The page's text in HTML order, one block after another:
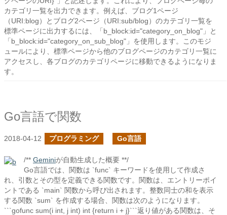
カテゴリ一覧を出力できます。例えば、ブログ1ページ
（URI:blog）とブログ2ページ（URI:sub/blog）のカテゴリ一覧を
標準ページに出力するには、「b_block:id="category_on_blog"」と
「b_block:id="category_on_sub_blog"」を使用します。このモジ
ュールにより、標準ページから他のブログページのカテゴリ一覧に
アクセスし、各ブログのカテゴリページに移動できるようになりま
す。
Go言語で関数
2018-04-12 プログラミング Go言語
/** Geminiが自動生成した概要 **/
Go言語では、関数は `func` キーワードを使用して作成さ
れ、引数とその型を定義できる関数です。関数は、エントリーポイ
ントである `main` 関数から呼び出されます。整数同士の和を表示
する関数 `sum` を作成する場合、関数は次のようになります。
```gofunc sum(i int, j int) int {return i + j}```返り値がある関数は、そ